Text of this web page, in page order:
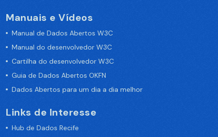
Manuais e Vídeos
Manual de Dados Abertos W3C
Manual do desenvolvedor W3C
Cartilha do desenvolvedor W3C
Guia de Dados Abertos OKFN
Dados Abertos para um dia a dia melhor
Links de Interesse
Hub de Dados Recife